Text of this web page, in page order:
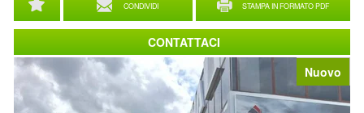
Nuovo
CONDIVIDI STAMPA IN FORMATO PDF
CONTATTACI